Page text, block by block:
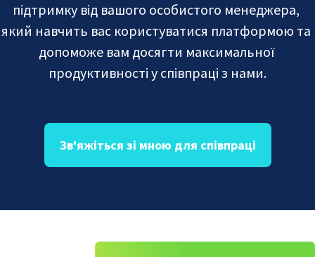
підтримку від вашого особистого менеджера,
який навчить вас користуватися платформою та
допоможе вам досягти максимальної
продуктивності у співпраці з нами.
Зв'яжіться зі мною для співпраці